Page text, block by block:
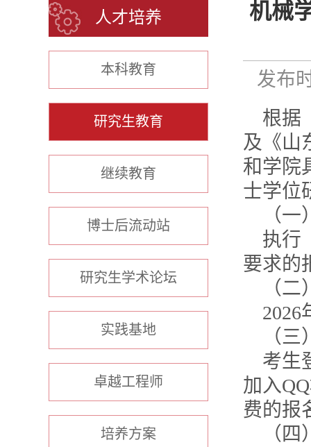
人才培养
本科教育
研究生教育
继续教育
博士后流动站
研究生学术论坛
实践基地
卓越工程师
培养方案
机械
发布
根据
及《山
和学院
士学位
（
执行
要求的
（
2026
（
考生
加入QQ
费的报
（